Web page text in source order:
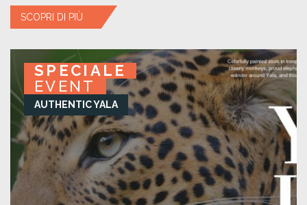
SCOPRI DI PIÙ
SPECIALE
EVENT
AUTHENTIC YALA
SPECIALE
EVENT
KURUWITA RETREAT
SPECIALE
EVENT
SPECIALE
EVENT